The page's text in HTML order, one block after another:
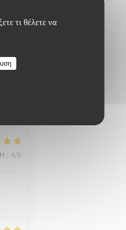
τι θέλετε να
: 4/5